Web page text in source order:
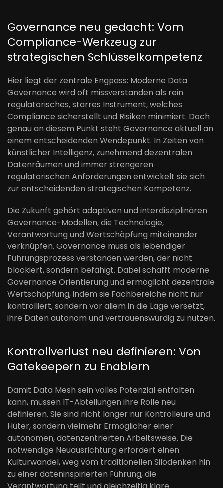
Governance neu gedacht: Vom
Compliance-Werkzeug zur
strategischen Schlüsselkompetenz
Hier liegt der zentrale Engpass: Moderne Data
Governance wird oft missverstanden als rein
regulatorisches, starres Instrument, welches
Compliance sicherstellt und Risiken minimiert. Doch
genau an diesem Punkt steht Governance aktuell an
einem entscheidenden Wendepunkt. In Zeiten von
künstlicher Intelligenz, zunehmend dezentralen
Datenräumen und immer strengeren
regulatorischen Anforderungen entwickelt sie sich
zur entscheidenden strategischen Kompetenz.
Die Zukunft gehört adaptiven und interdisziplinären
Governance-Modellen, die Technologie,
Verantwortung und Wertschöpfung miteinander
verknüpfen. Governance muss als lebendiger
Führungsprozess verstanden werden, der nicht
blockiert, sondern befähigt. Dabei schafft moderne
Governance Orientierung und ermöglicht dezentrale
Wertschöpfung, indem sie Fachbereiche nicht nur
kontrolliert, sondern vor allem in die Lage versetzt,
ihre Daten autonom und vertrauenswürdig zu nutzen.
Kontrollverlust neu definieren: Von
Gatekeepern zu Enablern
Damit Data Mesh sein volles Potenzial entfalten
kann, müssen IT-Abteilungen ihre Rolle neu
definieren. Sie sind nicht länger nur Kontrolleure und
Hüter, sondern vielmehr Ermöglicher einer
autonomen, datenzentrierten Arbeitsweise. Die
notwendige Neuausrichtung erfordert einen
Kulturwandel, weg vom traditionellen Silodenken hin
zu einer dateninspirierten Führung, die